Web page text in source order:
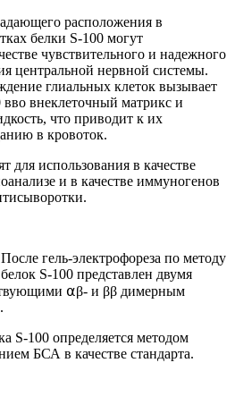
расположения в
белки S-100 могут
чувствительного и надежного
центральной нервной системы.
глиальных клеток вызывает
вво внеклеточный матрикс и
что приводит к их
в кровоток.
для использования в качестве
и в качестве иммуногенов
гель-электрофореза по методу
S-100 представлен двумя
⍺β- и ββ димерным
S-100 определяется методом
БСА в качестве стандарта.